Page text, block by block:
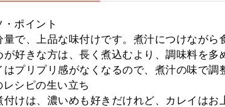
ポイント
量で、上品な味付けです。煮汁につけながら
が好きな方は、長く煮込むより、調味料を多
はプリプリ感がなくなるので、煮汁の味で
シピの生い立ち
付けは、濃いめも好きだけれど、カレイはお